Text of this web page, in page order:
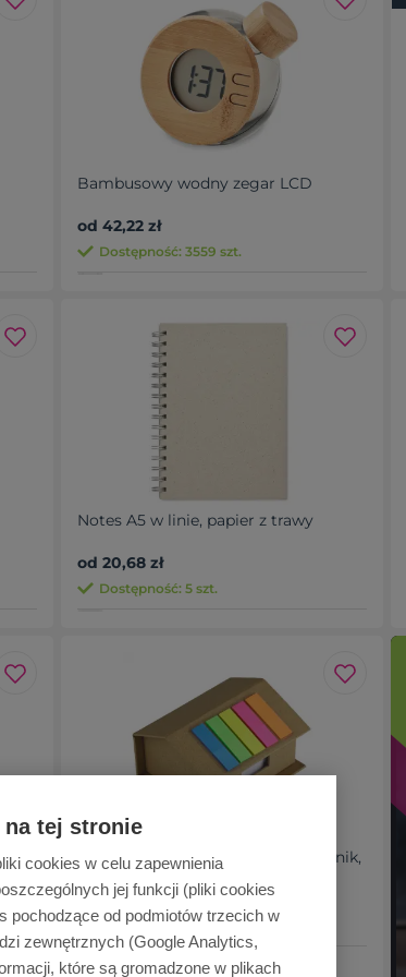
tej stronie
cookies w celu zapewnienia
jej funkcji (pliki cookies
pochodzące od podmiotów trzecich w
zewnętrznych (Google Analytics,
które są gromadzone w plikach
Bambusowy wodny zegar LCD
od 42,22 zł
Dostępność: 3559 szt.
Notes A5 w linie, papier z trawy
od 20,68 zł
Dostępność: 5 szt.
Zestaw do notatek "domek", notatnik,
karteczki samoprzylepne | Oliver
od 8,67 zł
Dostępność: 6730 szt.